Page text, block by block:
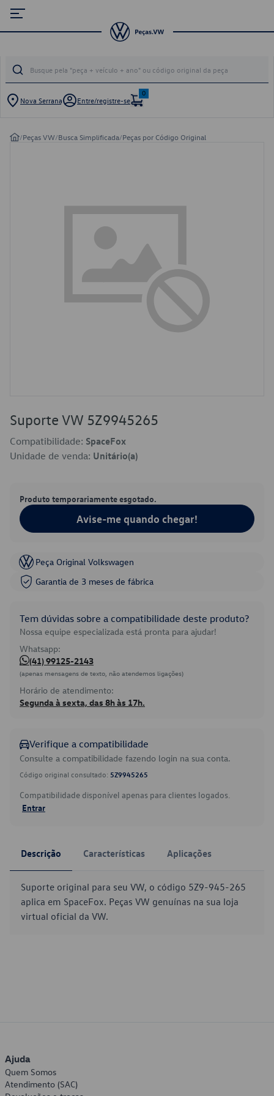
Nova Serrana Entre/registre-se
0
/Peças VW/Busca Simplificada/Peças por Código Original
Suporte VW 5Z9945265
Compatibilidade: SpaceFox
Unidade de venda: Unitário(a)
Produto temporariamente esgotado.
Avise-me quando chegar!
Peça Original Volkswagen
Garantia de 3 meses de fábrica
Tem dúvidas sobre a compatibilidade deste produto?
Nossa equipe especializada está pronta para ajudar!
Whatsapp:
(41) 99125-2143
(apenas mensagens de texto, não atendemos ligações)
Horário de atendimento:
Segunda à sexta, das 8h às 17h.
Verifique a compatibilidade
Consulte a compatibilidade fazendo login na sua conta.
Código original consultado: 5Z9945265
Compatibilidade disponível apenas para clientes logados.
Entrar
Descrição Características Aplicações
Suporte original para seu VW, o código 5Z9-945-265
aplica em SpaceFox. Peças VW genuínas na sua loja
virtual oficial da VW.
Ajuda
Quem Somos
Atendimento (SAC)